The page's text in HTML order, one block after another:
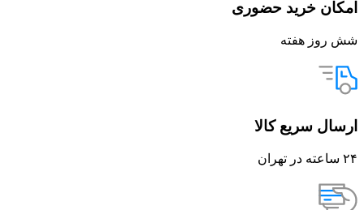
امکان خرید حضوری
شش روز هفته
ارسال سریع کالا
۲۴ ساعته در تهران